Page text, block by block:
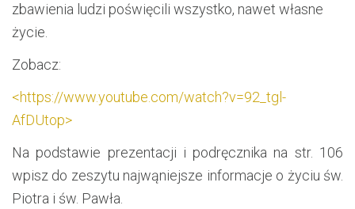
zbawienia ludzi poświęcili wszystko, nawet własne
życie.
Zobacz:
<https://www.youtube.com/watch?v=92_tgl-
AfDUtop>
Na podstawie prezentacji i podręcznika na str. 106
wpisz do zeszytu najwąniejsze informacje o życiu św.
Piotra i św. Pawła.